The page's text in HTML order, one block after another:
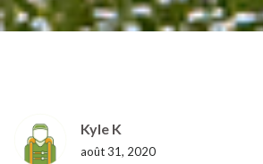
Kyle K
août 31, 2020